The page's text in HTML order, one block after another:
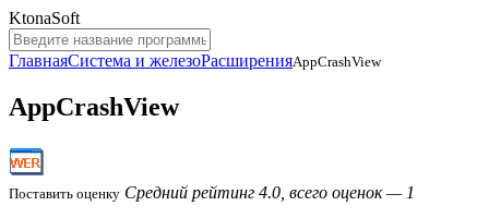
KtonaSoft
ГлавнаяСистема и железоРасширенияAppCrashView
AppCrashView
Поставить оценку Средний рейтинг 4.0, всего оценок — 1